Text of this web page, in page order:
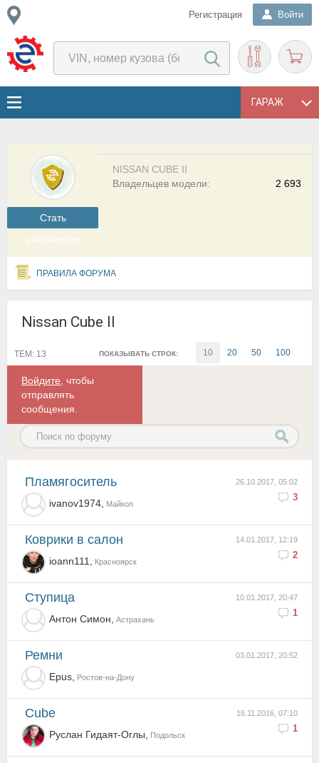
Регистрация Войти
ГАРАЖ
Cтать
участником
NISSAN CUBE II
2 693
Владельцев модели:
ПРАВИЛА ФОРУМА
Nissan Cube II
ПОКАЗЫВАТЬ СТРОК: 10 20 50 100
ТЕМ: 13
Войдите , чтобы
отправлять
сообщения.
26.10.2017, 05:02
3
пламягоситель
ivanov1974, Майкоп
14.01.2017, 12:19
2
Коврики в салон
ioann111, Красноярск
10.01.2017, 20:47
1
ступица
Антон Симон, Астрахань
03.01.2017, 20:52
Ремни
Epus, Ростов-на-Дону
16.11.2016, 07:10
1
Cube
Руслан Гидаят-Оглы, Подольск